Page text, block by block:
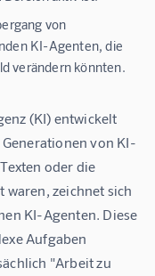
von
KI-Agenten, die
verändern könnten.
(KI) entwickelt
von KI-
oder die
zeichnet sich
KI-Agenten. Diese
Aufgaben
"Arbeit zu